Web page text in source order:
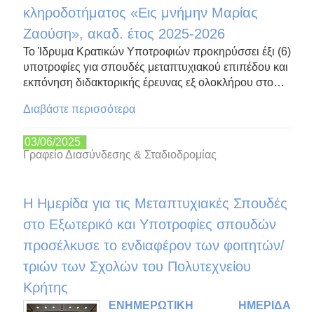
κληροδοτήματος «Εις μνήμην Μαρίας
Ζαούση», ακαδ. έτος 2025-2026
Το Ίδρυμα Κρατικών Υποτροφιών προκηρύσσει έξι (6)
υποτροφίες για σπουδές μεταπτυχιακού επιπέδου και
εκπόνηση διδακτορικής έρευνας εξ ολοκλήρου στο…
Διαβάστε περισσότερα
03/06/2025
Γραφείο Διασύνδεσης & Σταδιοδρομίας
Η Ημερίδα για τις Μεταπτυχιακές Σπουδές
στο Εξωτερικό και Υποτροφίες σπουδών
προσέλκυσε το ενδιαφέρον των φοιτητών/
τριών των Σχολών του Πολυτεχνείου
Κρήτης
ΕΝΗΜΕΡΩΤΙΚΗ ΗΜΕΡΙΔΑ